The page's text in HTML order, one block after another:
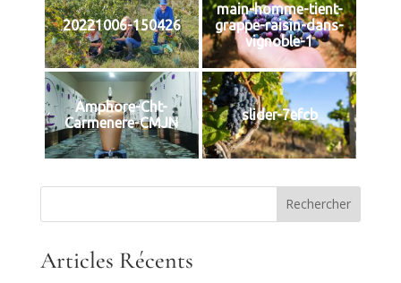
20221006-150426
main-homme-tient-
grappe-raisin-dans-
vignoble-1
Amphore-Cht-
Carmenere-CMJN
slider-7efcb
Rechercher
Articles Récents